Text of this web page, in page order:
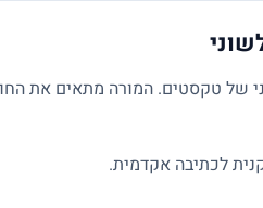
של טקסטים. המורה מתאים את
לכתיבה אקדמית.